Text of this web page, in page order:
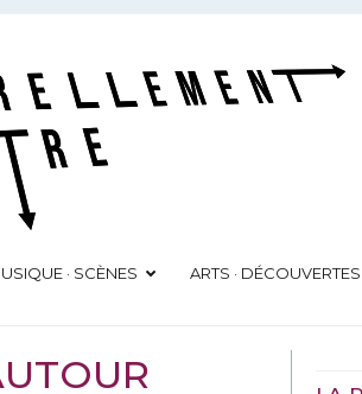
· SCÈNES ARTS · DÉCOUVERTES